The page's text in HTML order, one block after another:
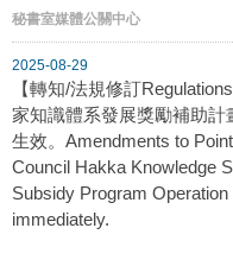
秘書室媒體公關中心
2025-08-29
【轉知/法規修訂
家知識體系發展獎勵補助計
生效。Amendments to
Council Hakka Knowledge
Subsidy Program
immediately.